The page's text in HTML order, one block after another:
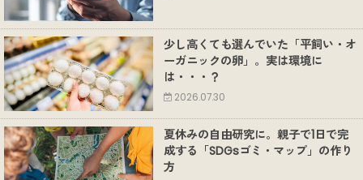
少し高くても選んでいた「平飼い・オ
ーガニックの卵」。実は環境に
は・・・？
2026.07.30
夏休みの自由研究に。親子で1日で完
成する「SDGsゴミ・マップ」の作り
方